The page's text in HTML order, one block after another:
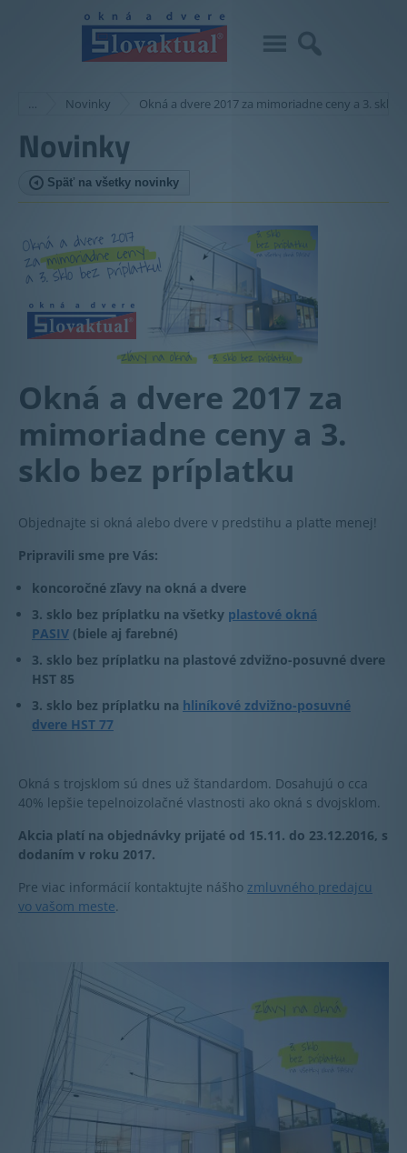
… Novinky Okná a dvere 2017 za mimoriadne ceny a 3. sklo
Novinky
Späť na všetky novinky
Okná a dvere 2017 za
mimoriadne ceny a 3.
sklo bez príplatku
Objednajte si okná alebo dvere v predstihu a plaťte menej!
Pripravili sme pre Vás:
koncoročné zľavy na okná a dvere
3. sklo bez príplatku na všetky plastové okná
PASIV (biele aj farebné)
3. sklo bez príplatku na plastové zdvižno-posuvné dvere
HST 85
3. sklo bez príplatku na hliníkové zdvižno-posuvné
dvere HST 77
Okná s trojsklom sú dnes už štandardom. Dosahujú o cca
40% lepšie tepelnoizolačné vlastnosti ako okná s dvojsklom.
Akcia platí na objednávky prijaté od 15.11. do 23.12.2016, s
dodaním v roku 2017.
Pre viac informácií kontaktujte nášho zmluvného predajcu
vo vašom meste.